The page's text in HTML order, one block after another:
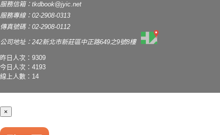
服務信箱： tkdbook@jyic.net
服務專線：02-2908-0313
傳真號碼：02-2908-0112
公司地址：242新北市新莊區中正路649之9號8樓
昨日人次：9309
今日人次：4193
線上人數：14
×